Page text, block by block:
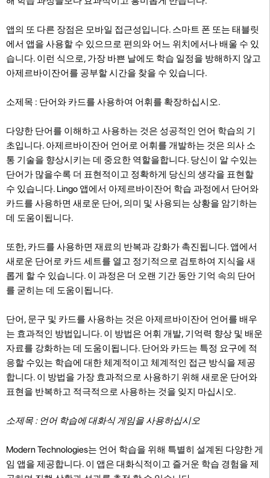
앱의 또 다른 장점은 모바일 접근성입니다. 스마트 폰 또는 태블릿
에서 앱을 사용할 수 있으므로 편의와 어느 위치에서나 배울 수 있
습니다. 이런 식으로, 가장 바쁜 날에도 학습 일정을 방해하지 않고
아제르바이잔어를 공부할 시간을 찾을 수 있습니다.
소제목 : 단어와 카드를 사용하여 어휘를 확장하십시오.
다양한 단어를 이해하고 사용하는 것은 성공적인 언어 학습의 기
초입니다. 아제르바이잔어 언어로 어휘를 개발하는 것은 의사 소
통 기술을 향상시키는 데 중요한 역할을합니다. 당신이 알 수있는
단어가 많을수록 더 표현적이고 정확하게 당신의 생각을 표현할
수 있습니다. Lingo 앱에서 아제르바이잔어 학습 과정에서 단어와
카드를 사용하면 새로운 단어, 의미 및 사용되는 상황을 암기하는
데 도움이됩니다.
또한, 카드를 사용하면 재료의 반복과 강화가 촉진됩니다. 앱에서
새로운 단어로 카드 세트를 열고 정기적으로 검토하여 지식을 새
롭게 할 수 있습니다. 이 과정은 더 오랜 기간 동안 기억 속의 단어
를 굳히는 데 도움이됩니다.
단어, 문구 및 카드를 사용하는 것은 아제르바이잔어 언어를 배우
는 효과적인 방법입니다. 이 방법은 어휘 개발, 기억력 향상 및 배운
자료를 강화하는 데 도움이됩니다. 단어와 카드는 특정 요구에 적
응할 수있는 학습에 대한 체계적이고 체계적인 접근 방식을 제공
합니다. 이 방법을 가장 효과적으로 사용하기 위해 새로운 단어와
표현을 반복하고 적극적으로 사용하는 것을 잊지 마십시오.
소제목 : 언어 학습에 대화식 게임을 사용하십시오
Modern Technologies는 언어 학습을 위해 특별히 설계된 다양한 게
임 앱을 제공합니다. 이 앱은 대화식적이고 즐거운 학습 경험을 제